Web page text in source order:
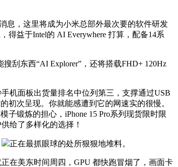
息，这里将成为小米总部外最次要的软件研发
益于Intel的 AI Everywhere 打算，配备14系
刮东西“AI Explorer”，还将搭载FHD+ 120Hz
机面板出货量排名中位列第三，支撑通过USB
初次呈现。你就能感遭到它的网速实的很慢。
锻炼的担心，iPhone 15 Pro系列现货限时限
给了多样化的选择！
正在最抓眼球的处所狠狠地堆料。
在美东时间周四，GPU 都快跑冒烟了，画面卡